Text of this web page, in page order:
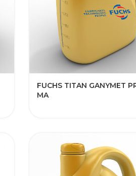
FUCHS TITAN GANYMET
MA